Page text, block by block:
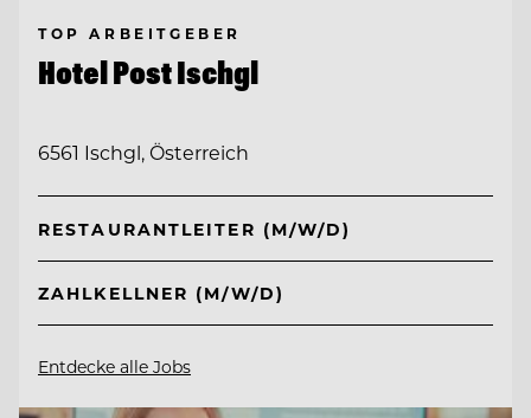
TOP ARBEITGEBER
Hotel Post Ischgl
6561 Ischgl, Österreich
RESTAURANTLEITER (M/W/D)
ZAHLKELLNER (M/W/D)
Entdecke alle Jobs